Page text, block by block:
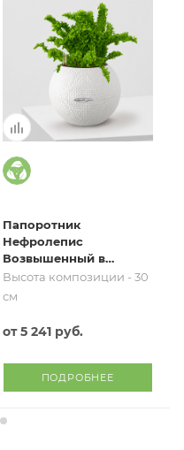
Папоротник
Нефролепис
Возвышенный в
PURO 20
Высота композиции - 30
см
от5 241 руб.
ПОДРОБНЕЕ